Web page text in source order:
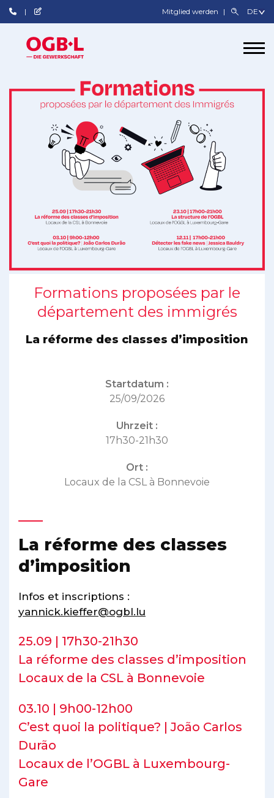
Mitglied werden
Formations proposées par le
département des immigrés
La réforme des classes d’imposition
Startdatum :
25/09/2026
Uhrzeit :
17h30-21h30
Ort :
Locaux de la CSL à Bonnevoie
La réforme des classes
d’imposition
Infos et inscriptions :
yannick.kieffer@ogbl.lu
25.09 | 17h30-21h30
La réforme des classes d’imposition
Locaux de la CSL à Bonnevoie
03.10 | 9h00-12h00
C’est quoi la politique? | João Carlos
Durão
Locaux de l’OGBL à Luxembourg-
Gare